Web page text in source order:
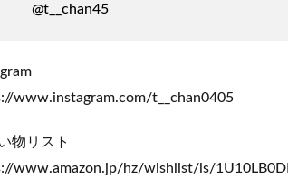
@t__chan45
www.instagram.com/t__chan0405
物リスト
www.amazon.jp/hz/wishlist/ls/